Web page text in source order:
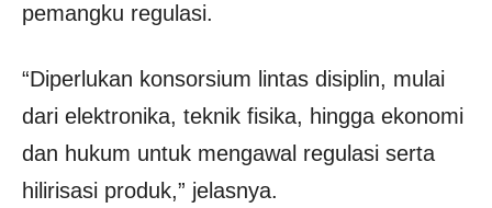
pemangku regulasi.
“Diperlukan konsorsium lintas disiplin, mulai
dari elektronika, teknik fisika, hingga ekonomi
dan hukum untuk mengawal regulasi serta
hilirisasi produk,” jelasnya.